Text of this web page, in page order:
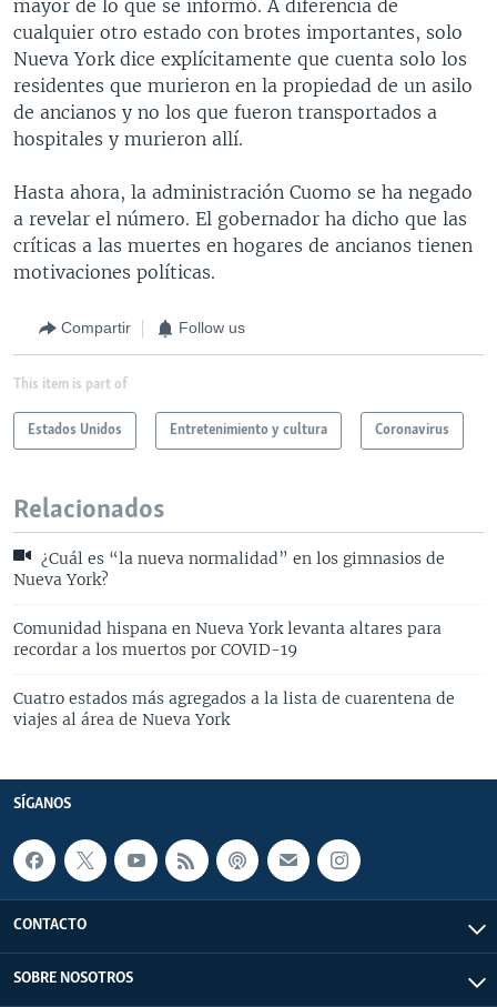
mayor de lo que se informó. A diferencia de
cualquier otro estado con brotes importantes, solo
Nueva York dice explícitamente que cuenta solo los
residentes que murieron en la propiedad de un asilo
de ancianos y no los que fueron transportados a
hospitales y murieron allí.
Hasta ahora, la administración Cuomo se ha negado
a revelar el número. El gobernador ha dicho que las
críticas a las muertes en hogares de ancianos tienen
motivaciones políticas.
Compartir Follow us
This item is part of
Estados Unidos Entretenimiento y cultura Coronavirus
Relacionados
¿Cuál es “la nueva normalidad” en los gimnasios de
Nueva York?
Comunidad hispana en Nueva York levanta altares para
recordar a los muertos por COVID-19
Cuatro estados más agregados a la lista de cuarentena de
viajes al área de Nueva York
SÍGANOS
CONTACTO
SOBRE NOSOTROS